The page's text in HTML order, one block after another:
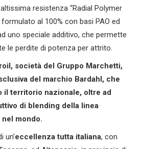
resistenza “Radial Polymer
al 100% con basi PAO ed
uno speciale additivo, che permette
le perdite di potenza per attrito.
società del Gruppo Marchetti,
del marchio Bardahl, che
il territorio nazionale, oltre ad
di blending della linea
mondo.
un’eccellenza tutta italiana, con